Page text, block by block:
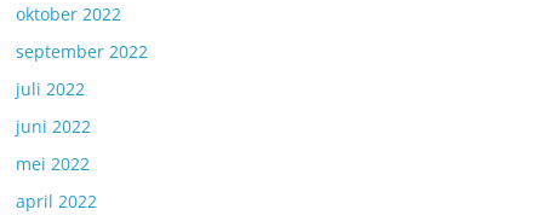
oktober 2022
september 2022
juli 2022
juni 2022
mei 2022
april 2022